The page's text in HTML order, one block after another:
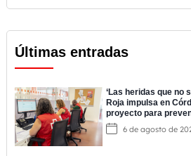
Últimas entradas
‘Las heridas que no
Roja impulsa en
proyecto para
adicciones y cuidar la
mental6 de agosto de